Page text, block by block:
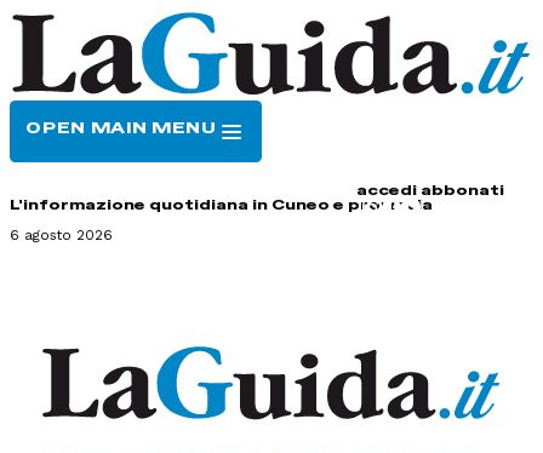
OPEN MAIN MENU
accedi abbonati
L'informazione quotidiana in Cuneo e provincia
6 agosto 2026